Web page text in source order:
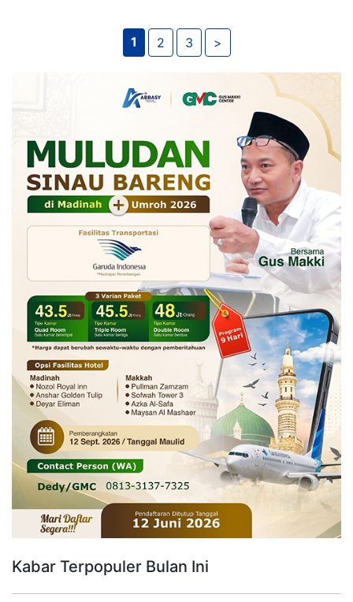
1 2 3 >
Kabar Terpopuler Bulan Ini